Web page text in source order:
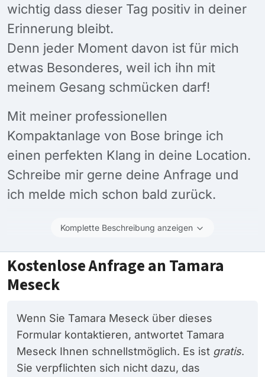
wichtig dass dieser Tag positiv in deiner
Erinnerung bleibt.
Denn jeder Moment davon ist für mich
etwas Besonderes, weil ich ihn mit
meinem Gesang schmücken darf!
Mit meiner professionellen
Kompaktanlage von Bose bringe ich
einen perfekten Klang in deine Location.
Schreibe mir gerne deine Anfrage und
ich melde mich schon bald zurück.
Komplette Beschreibung anzeigen
Kostenlose Anfrage an Tamara
Meseck
Wenn Sie Tamara Meseck über dieses
Formular kontaktieren, antwortet Tamara
Meseck Ihnen schnellstmöglich. Es ist gratis.
Sie verpflichten sich nicht dazu, das